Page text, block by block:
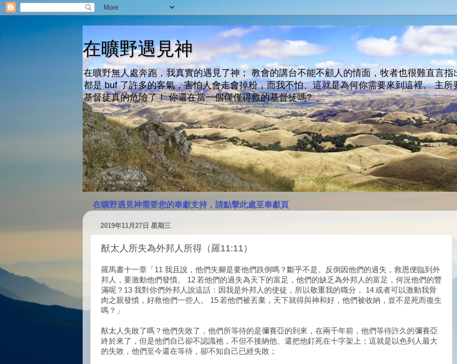
在曠野遇見神
在曠野無人處奔跑，我真實的遇見了神； 教會的講台不能不顧人的情面，牧者也很難直言
都是 buf 了許多的客氣，害怕人會走會掉粉，而我不怕、這就是為何你需要來到這裡。 主
基督徒真的危險了！ 你還在當一個僅僅得救的基督徒嗎?
在曠野遇見神需要您的奉獻支持，請點擊此處至奉獻頁
2019年11月27日 星期三
猷太人所失為外邦人所得（羅11:11）
羅馬書十一章「11 我且說，他們失腳是要他們跌倒嗎？斷乎不是。反倒因他們的過失，救恩便臨到外
邦人，要激動他們發憤。 12 若他們的過失為天下的富足，他們的缺乏為外邦人的富足，何況他們的豐
滿呢？13 我對你們外邦人說這話：因我是外邦人的使徒，所以敬重我的職分， 14 或者可以激動我骨
肉之親發憤，好救他們一些人。 15 若他們被丟棄，天下就得與神和好，他們被收納，豈不是死而復生
嗎？」
猷太人失敗了嗎？他們失敗了，他們所等待的是彌賽亞的到來，在兩千年前，他們等待許久的彌賽亞
終於來了，但是他們自己卻不認識祂，不但不接納他、還把他釘死在十字架上；這就是以色列人最大
的失敗，他們至今還在等待，卻不知自己已經失敗；